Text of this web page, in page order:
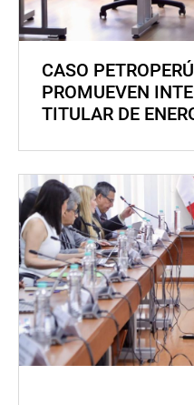
CASO
PROMUEVEN
TITULAR DE